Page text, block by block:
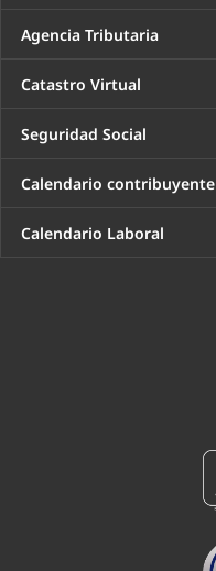
Agencia Tributaria
Catastro Virtual
Seguridad Social
Calendario contribuyente
Calendario Laboral